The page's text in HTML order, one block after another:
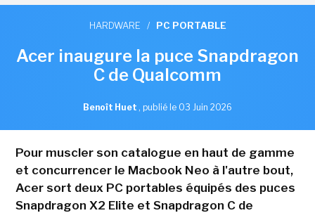
HARDWARE / PC PORTABLE
Acer inaugure la puce Snapdragon
C de Qualcomm
Benoît Huet , publié le 03 Juin 2026
Pour muscler son catalogue en haut de gamme
et concurrencer le Macbook Neo à l'autre bout,
Acer sort deux PC portables équipés des puces
Snapdragon X2 Elite et Snapdragon C de